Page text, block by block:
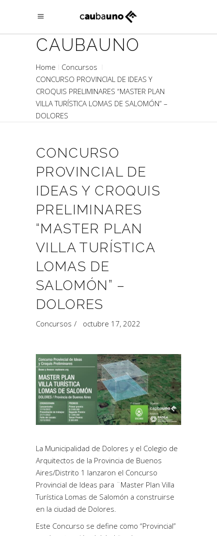
CAUBAUNO
Home
Concursos
CONCURSO PROVINCIAL DE IDEAS Y
CROQUIS PRELIMINARES “MASTER PLAN
VILLA TURÍSTICA LOMAS DE SALOMÓN” –
DOLORES
CONCURSO
PROVINCIAL DE
IDEAS Y CROQUIS
PRELIMINARES
“MASTER PLAN
VILLA TURÍSTICA
LOMAS DE
SALOMÓN” –
DOLORES
Concursos octubre 17, 2022
La Municipalidad de Dolores y el Colegio de
Arquitectos de la Provincia de Buenos
Aires/Distrito 1 lanzaron el Concurso
Provincial de Ideas para ¨Master Plan Villa
Turística Lomas de Salomón a construirse
en la ciudad de Dolores.
Este Concurso se define como “Provincial”